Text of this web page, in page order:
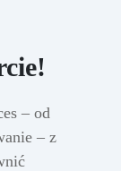
– od
– z